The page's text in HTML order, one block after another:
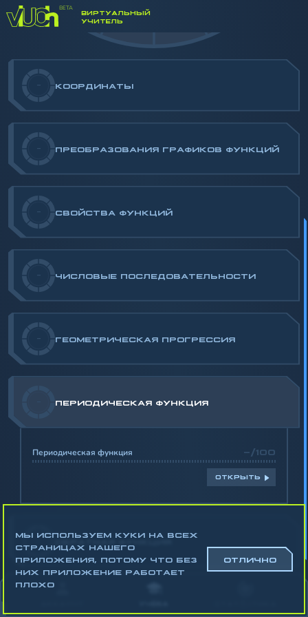
ВИРТУАЛЬНЫЙ
УЧИТЕЛЬ
- КООРДИНАТЫ
- ПРЕОБРАЗОВАНИЯ ГРАФИКОВ ФУНКЦИЙ
- СВОЙСТВА ФУНКЦИЙ
- ЧИСЛОВЫЕ ПОСЛЕДОВАТЕЛЬНОСТИ
- ГЕОМЕТРИЧЕСКАЯ ПРОГРЕССИЯ
ПЕРИОДИЧЕСКАЯ ФУНКЦИЯ
Периодическая функция -/100
ОТКРЫТЬ
Математика
Геометрия
МЫ ИСПОЛЬЗУЕМ КУКИ НА ВСЕХ
СТРАНИЦАХ НАШЕГО
ПРИЛОЖЕНИЯ, ПОТОМУ ЧТО БЕЗ
НИХ ПРИЛОЖЕНИЕ РАБОТАЕТ
ПЛОХО
ОТЛИЧНО